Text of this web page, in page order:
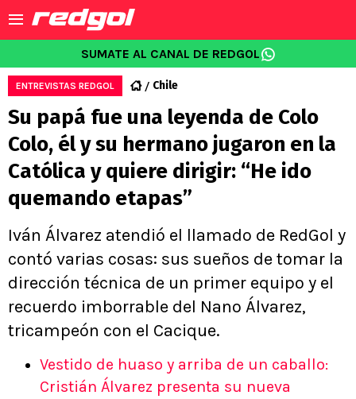
SUMATE AL CANAL DE REDGOL
ENTREVISTAS REDGOL Chile
Su papá fue una leyenda de Colo
Colo, él y su hermano jugaron en la
Católica y quiere dirigir: “He ido
quemando etapas”
Iván Álvarez atendió el llamado de RedGol y
contó varias cosas: sus sueños de tomar la
dirección técnica de un primer equipo y el
recuerdo imborrable del Nano Álvarez,
tricampeón con el Cacique.
Vestido de huaso y arriba de un caballo:
Cristián Álvarez presenta su nueva